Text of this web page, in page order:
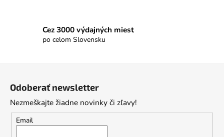
Cez 3000 výdajných miest
po celom Slovensku
Odoberať newsletter
Nezmeškajte žiadne novinky či zľavy!
Email